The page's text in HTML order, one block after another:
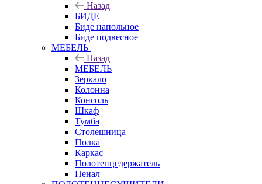
Назад
БИДЕ
Биде напольное
Биде подвесное
МЕБЕЛЬ
Назад
МЕБЕЛЬ
Зеркало
Колонна
Консоль
Шкаф
Тумба
Столешница
Полка
Каркас
Полотенцедержатель
Пенал